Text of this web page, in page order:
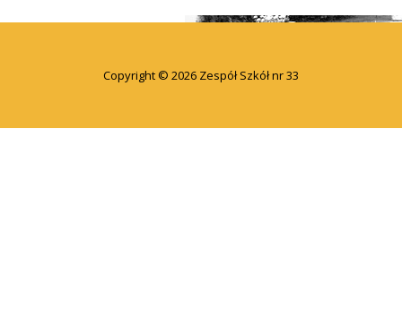
Copyright © 2026 Zespół Szkół nr 33